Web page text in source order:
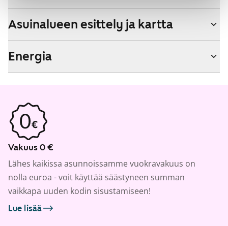
Asuinalueen esittely ja kartta
Energia
Vakuus 0 €
Lähes kaikissa asunnoissamme vuokravakuus on
nolla euroa - voit käyttää säästyneen summan
vaikkapa uuden kodin sisustamiseen!
Lue lisää